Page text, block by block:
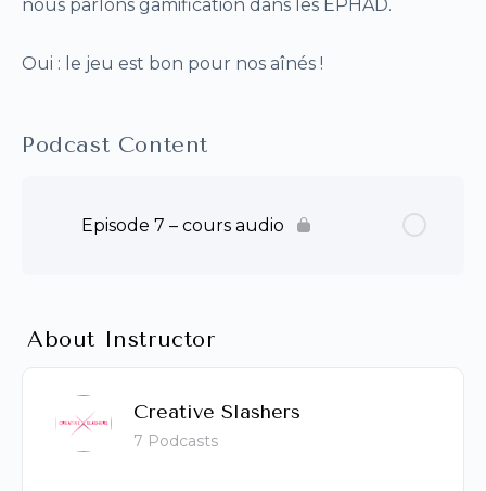
nous parlons gamification dans les EPHAD.
Oui : le jeu est bon pour nos aînés !
Podcast Content
Episode 7 – cours audio
About Instructor
Creative Slashers
7 Podcasts